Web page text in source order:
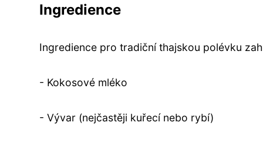
Ingredience
Ingredience pro tradiční thajskou polévku
- Kokosové mléko
- Vývar (nejčastěji kuřecí nebo rybí)